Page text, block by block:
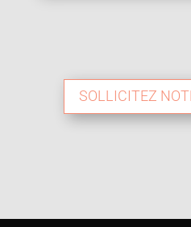
SOLLICITEZ